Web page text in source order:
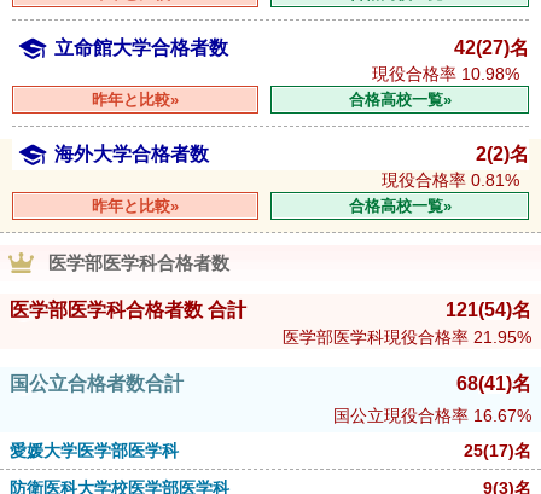
立命館大学合格者数 42(27)名
現役合格率 10.98%
昨年と比較» 合格高校一覧»
海外大学合格者数 2(2)名
現役合格率 0.81%
昨年と比較» 合格高校一覧»
医学部医学科合格者数
医学部医学科合格者数 合計 121(54)名
医学部医学科現役合格率 21.95%
国公立合格者数合計 68(41)名
国公立現役合格率 16.67%
愛媛大学医学部医学科
25(17)名
防衛医科大学校医学部医学科
9(3)名